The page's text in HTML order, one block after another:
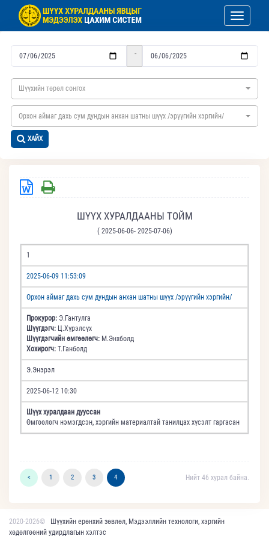
Toggle
-
Шүүхийн төрөл сонгох
Орхон аймаг дахь сум дундын анхан шатны шүүх /эрүүгийн хэргийн/
ХАЙХ
ШҮҮХ ХУРАЛДААНЫ ТОЙМ
( 2025-06-06- 2025-07-06)
1
2025-06-09 11:53:09
Орхон аймаг дахь сум дундын анхан шатны шүүх /эрүүгийн хэргийн/
Прокурор: Э.Гантулга
Шүүгдэгч: Ц.Хүрэлсүх
Шүүгдэгчийн өмгөөлөгч: М.Энхболд
Хохирогч: Т.Ганболд
Э.Энэрэл
2025-06-12 10:30
Шүүх хуралдаан дууссан
Өмгөөлөгч нэмэгдсэн, хэргийн материалтай танилцах хүсэлт гаргасан
< 1 2 3 4 Нийт 46 хурал байна.
2020-2026©
Шүүхийн ерөнхий зөвлөл, Мэдээллийн технологи, хэргийн
хөдөлгөөний удирдлагын хэлтэс